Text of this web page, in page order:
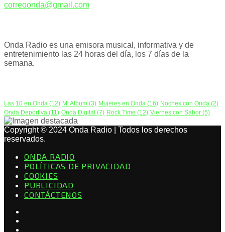
correoonda@gmail.com
Onda Radio es una emisora musical, informativa y de
entretenimiento las 24 horas del día, los 7 días de la
semana.
Las 10 en Onda (12) Mi Album (3) Mujeres en Onda (16) Noches con Onda (2)
Onda Deportiva (11) Onda Digital (7) Rock Time (12) Viernes con Sabor (5)
Copyright © 2024 Onda Radio | Todos los derechos
reservados.
ONDA RADIO
POLÍTICAS DE PRIVACIDAD
COOKIES
PUBLICIDAD
CONTÁCTENOS